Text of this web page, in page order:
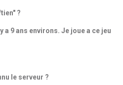
?
9 ans environs. Je joue a ce jeu
le serveur ?